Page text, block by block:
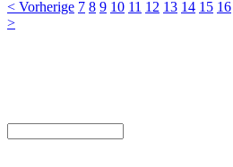
< Vorherige 7 8 9 10 11 12 13 14 15 16
>